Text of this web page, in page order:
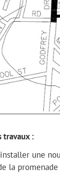
travaux :
une
la promenade